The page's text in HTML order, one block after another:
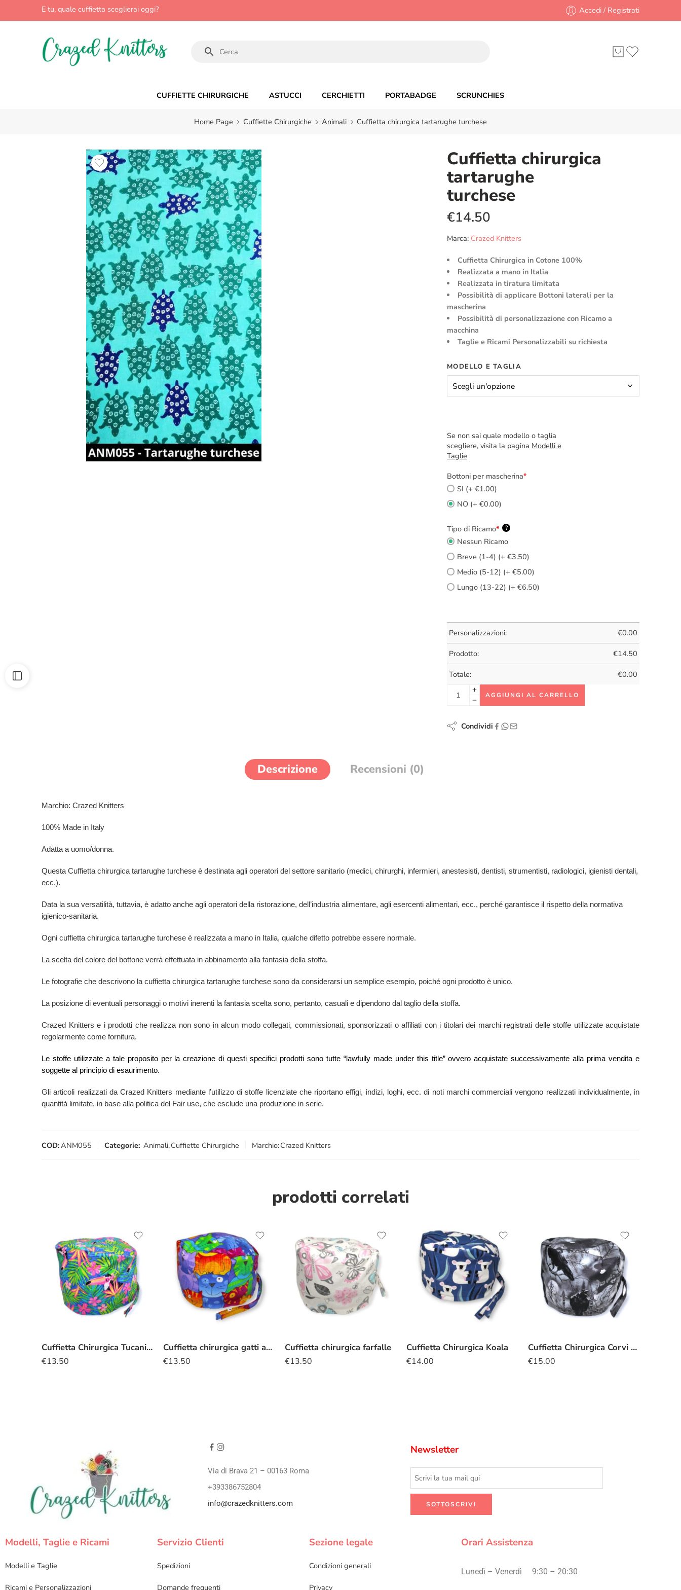
E tu, quale cuffietta sceglierai oggi? Accedi / Registrati
CUFFIETTE CHIRURGICHE ASTUCCI CERCHIETTI PORTABADGE SCRUNCHIES
Home Page Cuffiette Chirurgiche Animali Cuffietta chirurgica tartarughe turchese
Cuffietta chirurgica
tartarughe
turchese
€14.50
Marca: Crazed Knitters
Cuffietta Chirurgica in Cotone 100%
Realizzata a mano in Italia
Realizzata in tiratura limitata
Possibilità di applicare Bottoni laterali per la
mascherina
Possibilità di personalizzazione con Ricamo a
macchina
Taglie e Ricami Personalizzabili su richiesta
MODELLO E TAGLIA
Se non sai quale modello o taglia
scegliere, visita la pagina Modelli e
Taglie
Bottoni per mascherina*
SI (+ €1.00)
NO (+ €0.00)
Tipo di Ricamo* ?
Nessun Ricamo
Breve (1-4) (+ €3.50)
Medio (5-12) (+ €5.00)
Lungo (13-22) (+ €6.50)
Personalizzazioni: €0.00
Prodotto: €14.50
Totale: €0.00
AGGIUNGI AL CARRELLO
Condividi
Descrizione Recensioni (0)
Marchio: Crazed Knitters
100% Made in Italy
Adatta a uomo/donna.
Questa Cuffietta chirurgica tartarughe turchese è destinata agli operatori del settore sanitario (medici, chirurghi, infermieri, anestesisti, dentisti, strumentisti, radiologici, igienisti dentali,
ecc.).
Data la sua versatilità, tuttavia, è adatto anche agli operatori della ristorazione, dell’industria alimentare, agli esercenti alimentari, ecc., perché garantisce il rispetto della normativa
igienico-sanitaria.
Ogni cuffietta chirurgica tartarughe turchese è realizzata a mano in Italia, qualche difetto potrebbe essere normale.
La scelta del colore del bottone verrà effettuata in abbinamento alla fantasia della stoffa.
Le fotografie che descrivono la cuffietta chirurgica tartarughe turchese sono da considerarsi un semplice esempio, poiché ogni prodotto è unico.
La posizione di eventuali personaggi o motivi inerenti la fantasia scelta sono, pertanto, casuali e dipendono dal taglio della stoffa.
Crazed Knitters e i prodotti che realizza non sono in alcun modo collegati, commissionati, sponsorizzati o affiliati con i titolari dei marchi registrati delle stoffe utilizzate acquistate
regolarmente come fornitura.
Le stoffe utilizzate a tale proposito per la creazione di questi specifici prodotti sono tutte “lawfully made under this title” ovvero acquistate successivamente alla prima vendita e
soggette al principio di esaurimento.
Gli articoli realizzati da Crazed Knitters mediante l’utilizzo di stoffe licenziate che riportano effigi, indizi, loghi, ecc. di noti marchi commerciali vengono realizzati individualmente, in
quantità limitate, in base alla politica del Fair use, che esclude una produzione in serie.
COD:ANM055 Categorie: Animali,Cuffiette Chirurgiche Marchio:Crazed Knitters
prodotti correlati
Cuffietta Chirurgica Tucani Sterlizia
€13.50
Cuffietta chirurgica gatti arcobaleno
€13.50
Cuffietta chirurgica farfalle
€13.50
Cuffietta Chirurgica Koala
€14.00
Cuffietta Chirurgica Corvi spettrali
€15.00
Via di Brava 21 – 00163 Roma
+393386752804
info@crazedknitters.com
Newsletter
Modelli, Taglie e Ricami
Modelli e Taglie
Ricami e Personalizzazioni
Servizio Clienti
Spedizioni
Domande frequenti
Sezione legale
Condizioni generali
Privacy
Orari Assistenza
Lunedì – Venerdì 9:30 – 20:30